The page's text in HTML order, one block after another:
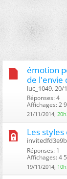
émotion
de l'envie
luc_1049, 20/
Réponses: 4
Affichages: 2
21/11/2014,
Les
Réponses: 1
Affichages: 4
19/11/2014,